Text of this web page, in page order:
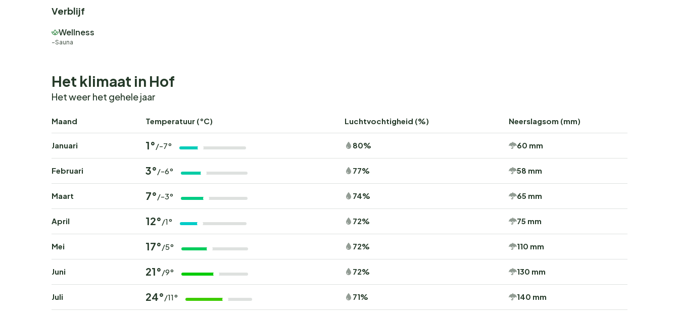
Verblijf
Wellness
Sauna
Het klimaat in Hof
Het weer het gehele jaar
Maand Temperatuur (°C) Luchtvochtigheid (%) Neerslagsom (mm)
Januari 1° /-7° 80% 60 mm
Februari 3° /-6° 77% 58 mm
Maart 7° /-3° 74% 65 mm
April 12° /1° 72% 75 mm
Mei 17° /5° 72% 110 mm
Juni 21° /9° 72% 130 mm
Juli 24° /11° 71% 140 mm